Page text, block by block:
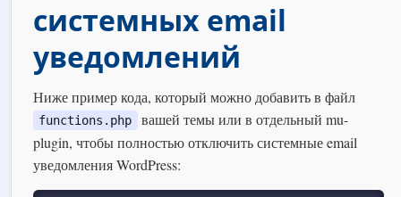
системных email
уведомлений
Ниже пример кода, который можно добавить в файл
functions.php
вашей темы или в отдельный mu-
plugin, чтобы полностью отключить системные email
уведомления WordPress: